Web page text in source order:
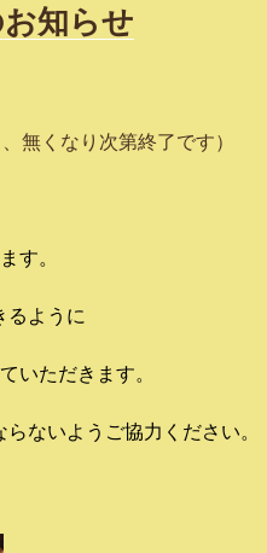
知らせ
、無くなり次第終了です）
す。
るように
いただきます。
ないようご協力ください。